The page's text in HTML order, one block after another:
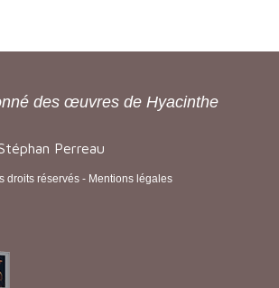
des œuvres de Hyacinthe
Perreau
droits réservés - Mentions légales